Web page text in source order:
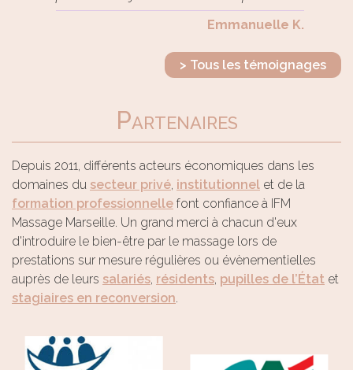
Emmanuelle K.
> Tous les témoignages
Partenaires
Depuis 2011, différents acteurs économiques dans les
domaines du secteur privé, institutionnel et de la
formation professionnelle font confiance à IFM
Massage Marseille. Un grand merci à chacun d'eux
d'introduire le bien-être par le massage lors de
prestations sur mesure régulières ou évènementielles
auprès de leurs salariés, résidents, pupilles de l’État et
stagiaires en reconversion.